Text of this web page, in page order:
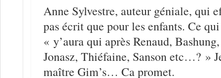
Anne Sylvestre, auteur géniale, qui
pas écrit que pour les enfants. Ce
« y’aura qui après Renaud,
Jonasz, Thiéfaine, Sanson etc…? »
maître Gim’s… Ca promet.